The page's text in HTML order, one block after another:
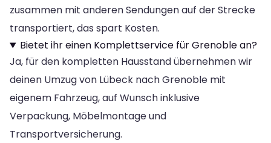
zusammen mit anderen Sendungen auf der Strecke
transportiert, das spart Kosten.
Bietet ihr einen Komplettservice für Grenoble an?
Ja, für den kompletten Hausstand übernehmen wir
deinen Umzug von Lübeck nach Grenoble mit
eigenem Fahrzeug, auf Wunsch inklusive
Verpackung, Möbelmontage und
Transportversicherung.